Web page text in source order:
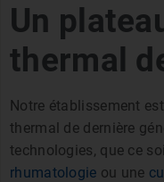
Un
thermal
Notre établissement
thermal de dernière
technologies, que ce
rhumatologie ou une